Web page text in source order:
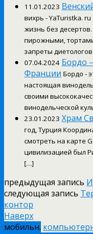
11.01.2023
вихрь - YaTuristka.
жизнь без
пирожными,
запреты
07.04.2024 Бордо
Франции Бордо -
настоящая
своими
винодельческой
23.01.2023 Храм
год, Турция
смотреть на карте
цивилизацией был
[…]
предыдущая запись
следующая запись
контор
Наверх
мобильн.